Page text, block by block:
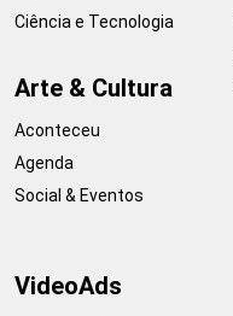
Ciência e Tecnologia
Arte & Cultura
Aconteceu
Agenda
Social & Eventos
VideoAds